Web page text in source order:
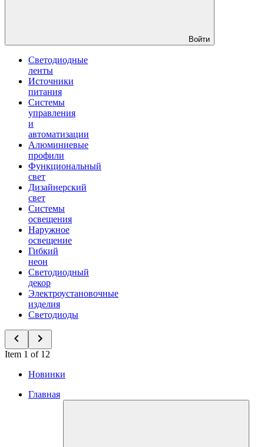
Войти
Светодиодные
ленты
Источники
питания
Системы
управления
и
автоматизации
Алюминиевые
профили
Функциональный
свет
Дизайнерский
свет
Системы
освещения
Наружное
освещение
Гибкий
неон
Светодиодный
декор
Электроустановочные
изделия
Светодиоды
Item 1 of 12
Новинки
Главная